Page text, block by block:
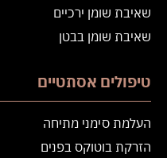
שאיבת שומן ירכיים
שאיבת שומן בבטן
טיפולים אסתטיים
העלמת סימני מתיחה
הזרקת בוטוקס בפנים